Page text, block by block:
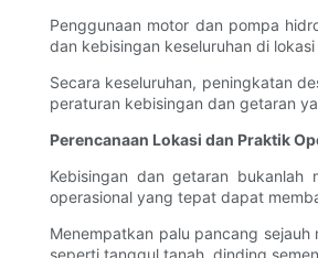
Penggunaan motor dan pompa
dan kebisingan keseluruhan di lokasi
Secara keseluruhan, peningkatan
peraturan kebisingan dan getaran
Perencanaan Lokasi dan Praktik
Kebisingan dan getaran bukanlah
operasional yang tepat dapat
Menempatkan palu pancang